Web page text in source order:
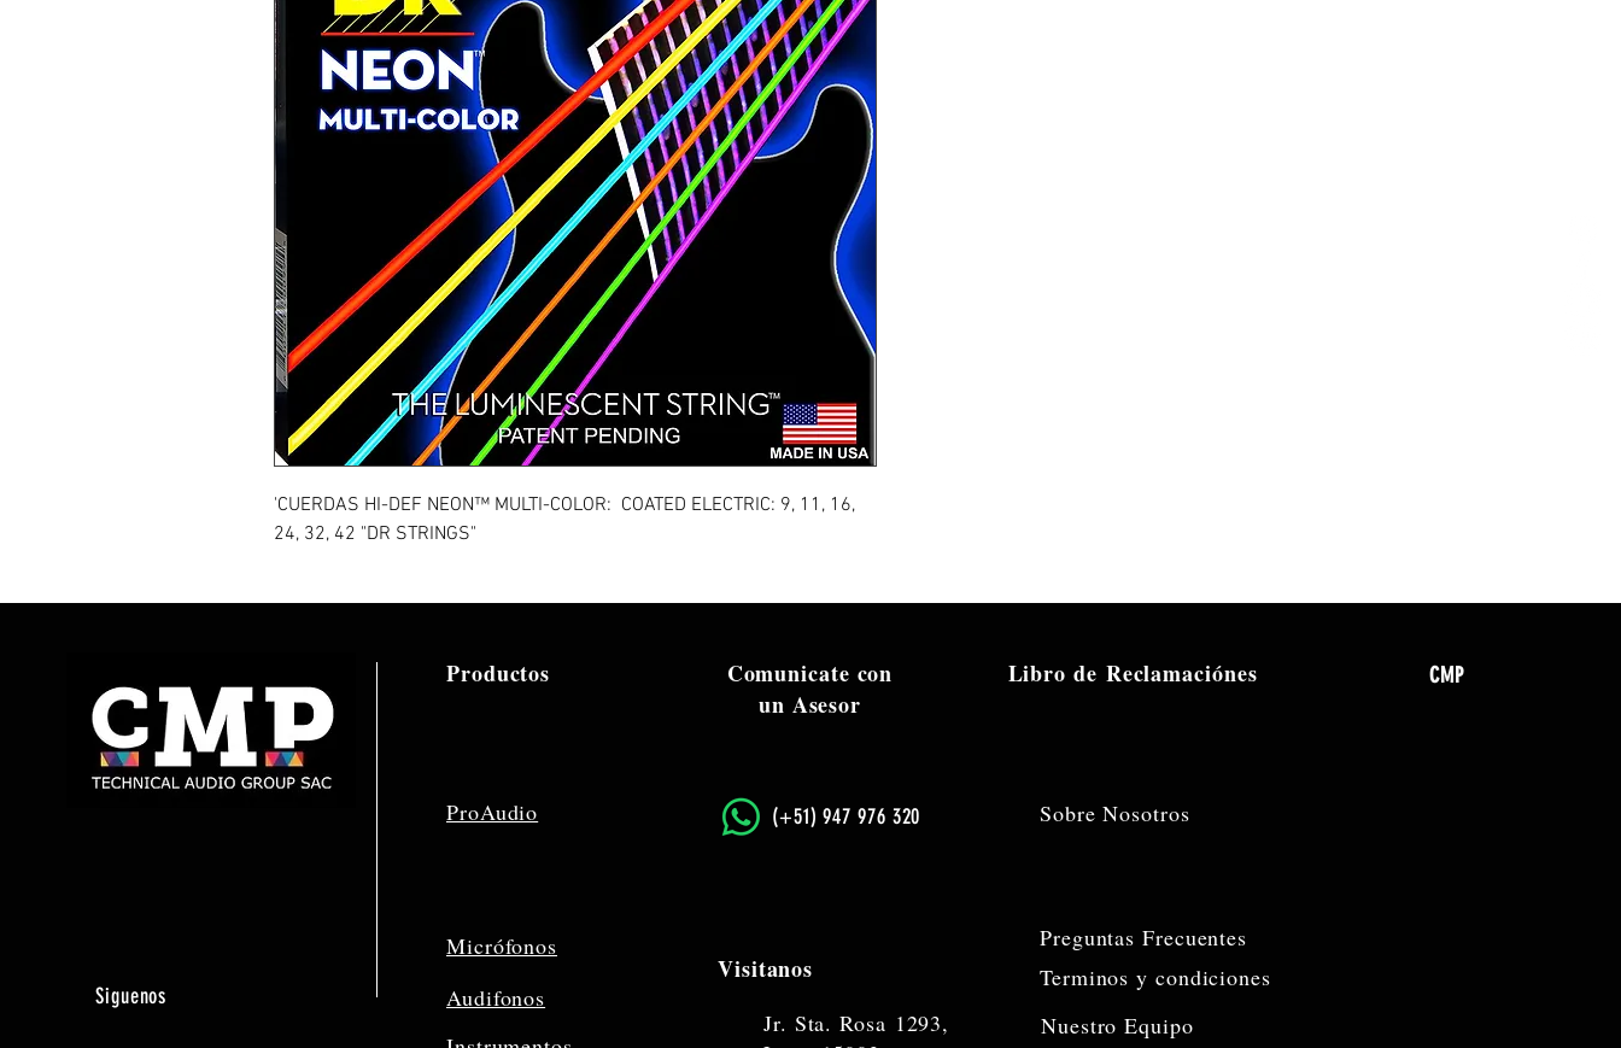
'CUERDAS HI-DEF NEON™ MULTI-COLOR: COATED ELECTRIC: 9, 11, 16,
24, 32, 42 "DR STRINGS"
Siguenos
Productos
ProAudio
Micrófonos
Audifonos
Comunicate con
un Asesor
Libro de Reclamaciónes CMP
​(+51) 947 976 320 Sobre Nosotros
Preguntas Frecuentes
Visitanos
Jr. Sta. Rosa 1293,
Terminos y condiciones
Nuestro Equipo